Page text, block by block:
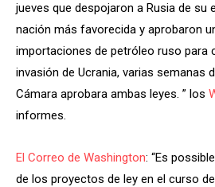
jueves que despojaron a Rusia de su
nación más favorecida y aprobaron
importaciones de petróleo ruso para
invasión de Ucrania, varias semanas
Cámara aprobara ambas leyes. ” los
informes.
El Correo de Washington: “Es
de los proyectos de ley en el curso